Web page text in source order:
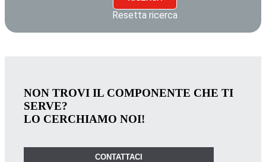
Resetta ricerca
NON TROVI IL COMPONENTE CHE TI
SERVE?
LO CERCHIAMO NOI!
CONTATTACI